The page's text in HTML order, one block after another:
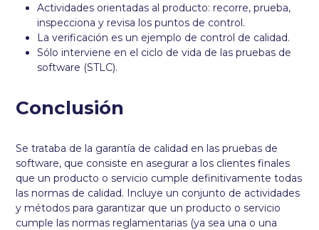
Actividades orientadas al producto: recorre, prueba,
inspecciona y revisa los puntos de control.
La verificación es un ejemplo de control de calidad.
Sólo interviene en el ciclo de vida de las pruebas de
software (STLC).
Conclusión
Se trataba de la garantía de calidad en las pruebas de
software, que consiste en asegurar a los clientes finales
que un producto o servicio cumple definitivamente todas
las normas de calidad. Incluye un conjunto de actividades
y métodos para garantizar que un producto o servicio
cumple las normas reglamentarias (ya sea una o una